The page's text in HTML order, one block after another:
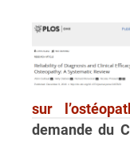
sur
demande du